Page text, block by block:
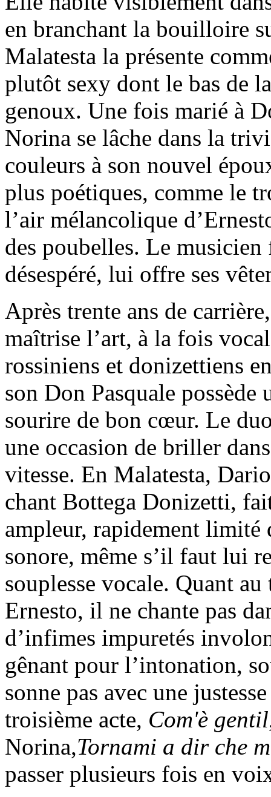
en branchant la bouilloire
Malatesta la présente
plutôt sexy dont le bas de
genoux. Une fois marié à
Norina se lâche dans la
couleurs à son nouvel
plus poétiques, comme le
l’air mélancolique
des poubelles. Le
désespéré, lui offre ses
Après trente ans de
maîtrise l’art, à la fois
rossiniens et donizettiens
son Don Pasquale possède
sourire de bon cœur. Le
une occasion de briller
vitesse. En Malatesta,
chant Bottega Donizetti,
ampleur, rapidement limité
sonore, même s’il faut lui
souplesse vocale. Quant
Ernesto, il ne chante pas
d’infimes impuretés
gênant pour l’intonation,
sonne pas avec une
troisième acte, Com'è gentil
Norina,Tornami a dir che
passer plusieurs fois en